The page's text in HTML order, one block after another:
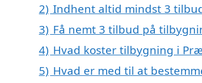
2) Indhent altid mindst 3
3) Få nemt 3 tilbud på
4) Hvad koster tilbygning i
5) Hvad er med til at